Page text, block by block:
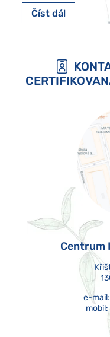
Číst dál
Centrum
e-mail:
mobil: